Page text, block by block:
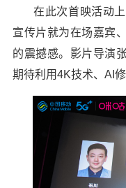
在此次首映活动
宣传片就为在场嘉宾
的震撼感。影片导演
期待利用4K技术、AI